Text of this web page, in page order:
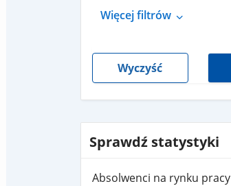
Więcej filtrów
Wyczyść
Sprawdź statystyki
Absolwenci na rynku pracy